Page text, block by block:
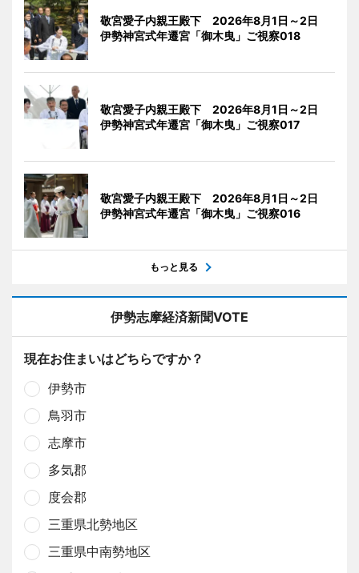
敬宮愛子内親王殿下 2026年8月1日～2日
伊勢神宮式年遷宮「御木曳」ご視察018
敬宮愛子内親王殿下 2026年8月1日～2日
伊勢神宮式年遷宮「御木曳」ご視察017
敬宮愛子内親王殿下 2026年8月1日～2日
伊勢神宮式年遷宮「御木曳」ご視察016
もっと見る
伊勢志摩経済新聞VOTE
現在お住まいはどちらですか？
伊勢市
鳥羽市
志摩市
多気郡
度会郡
三重県北勢地区
三重県中南勢地区